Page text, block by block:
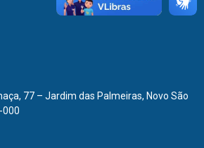
77 – Jardim das Palmeiras, Novo São
000